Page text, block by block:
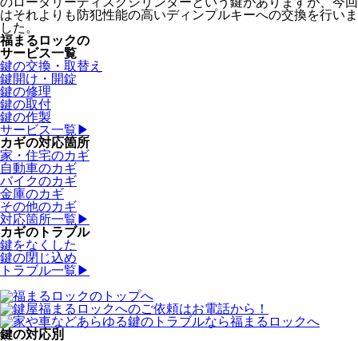
はそれよりも防犯性能の高いディンプルキーへの交換を行いま
した。
福まるロックの
サービス一覧
鍵の交換・取替え
鍵開け・開錠
鍵の修理
鍵の取付
鍵の作製
サービス一覧▶
カギの対応箇所
家・住宅のカギ
自動車のカギ
バイクのカギ
金庫のカギ
その他のカギ
対応箇所一覧▶
カギのトラブル
鍵をなくした
鍵の閉じ込め
トラブル一覧▶
鍵の対応別